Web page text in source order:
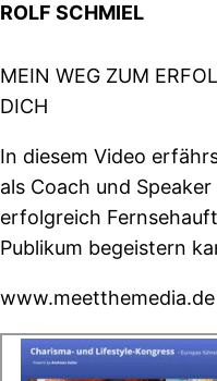
ROLF SCHMIEL
MEIN WEG ZUM
DICH
In diesem Video
als Coach und
erfolgreich
Publikum begeistern
w